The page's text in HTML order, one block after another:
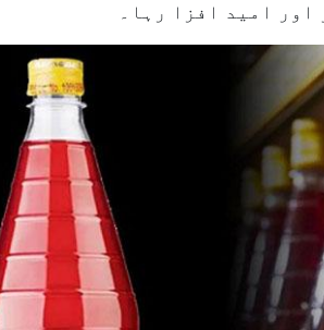
اور امید افزا رہا۔